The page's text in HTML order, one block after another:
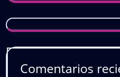
Comentarios